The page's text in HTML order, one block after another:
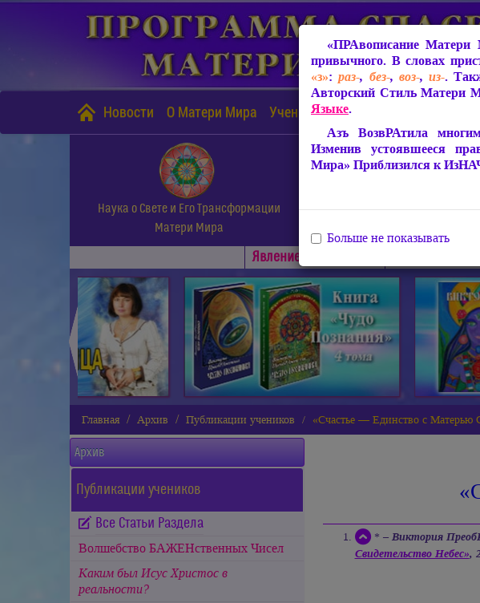
Новости О Матери Мира Учение Матери Мира
Наука о Свете и Его Трансформации
Матери Мира
СофиоЛогия Матери
Явлениe Матери Мира
◄
Главная Архив Публикации учеников «Счастье — Единство с Матерью
Архив
Публикации учеников
Все Статьи Раздела
Волшебство БАЖЕНственных Чисел
Каким был Исус Христос в
реальности?
* – Виктория
Свидетельство Небес»,
«ПРАвописание Матери
привычного. В словах
«з»:раз-, без-, воз-,из-.
Авторский Стиль Матери
Языке.
Азъ ВозвРАтила
Изменив устоявшееся
Мира» Приблизился к
Больше не показывать